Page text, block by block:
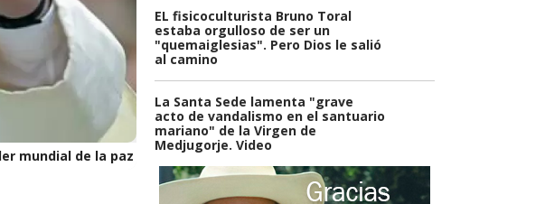
mundial de la paz
EL fisicoculturista Bruno Toral
estaba orgulloso de ser un
"quemaiglesias". Pero Dios le salió
al camino
La Santa Sede lamenta "grave
acto de vandalismo en el santuario
mariano" de la Virgen de
Medjugorje. Video